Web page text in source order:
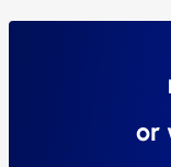
or